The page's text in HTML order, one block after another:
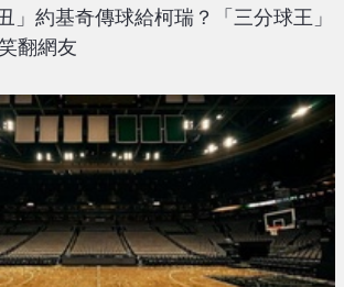
」約基奇傳球給柯瑞？「三分球王」
翻網友